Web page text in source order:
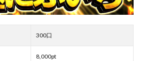
300口
8,000pt